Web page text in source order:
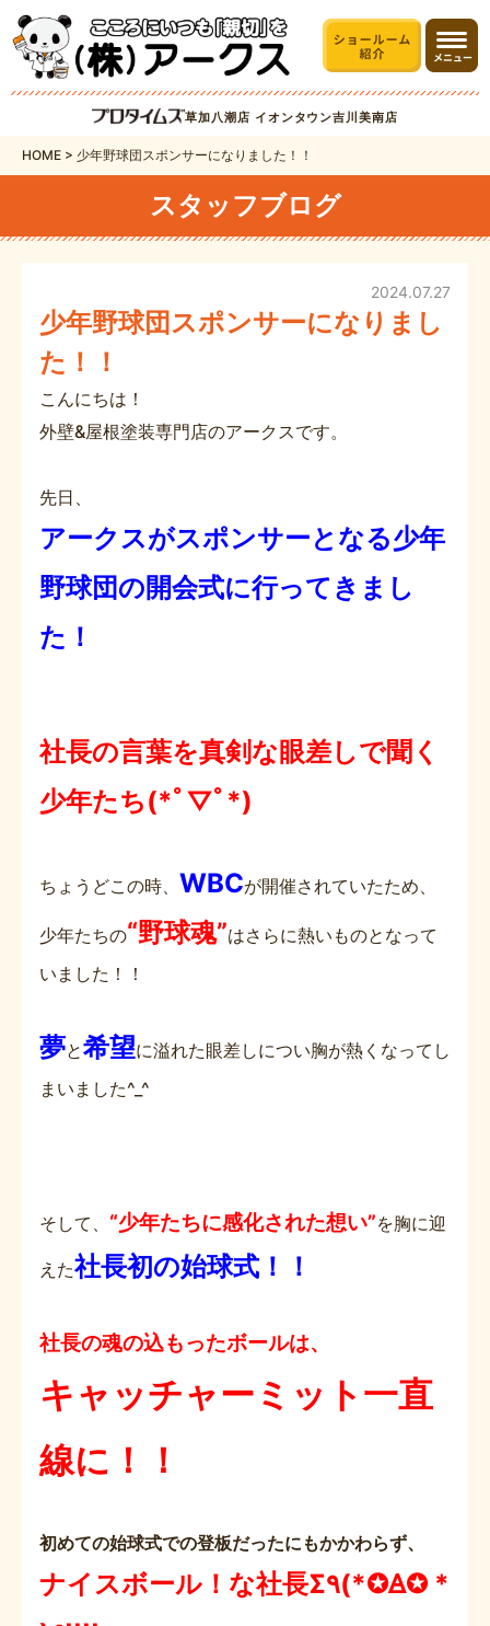
草加八潮店 イオンタウン吉川美南店
HOME > 少年野球団スポンサーになりました！！
スタッフブログ
少年野球団スポンサーになりまし
た！！
2024.07.27
こんにちは！
外壁&屋根塗装専門店のアークスです。
先日、
アークスがスポンサーとなる少年
野球団の開会式に行ってきまし
た！
社長の言葉を真剣な眼差しで聞く
少年たち(*ﾟ▽ﾟ*)
ちょうどこの時、 WBCが開催されていたため、
少年たちの“野球魂”はさらに熱いものとなって
いました！！
夢と希望に溢れた眼差しについ胸が熱くなってし
まいました^_^
そして、 “少年たちに感化された想い”を胸に迎
えた社長初の始球式！！
社長の魂の込もったボールは、
キャッチャーミット一直
線に！！
初めての始球式での登板だったにもかかわらず、
ナイスボール！な社長Σ٩(*✪Ꙙ✪ *